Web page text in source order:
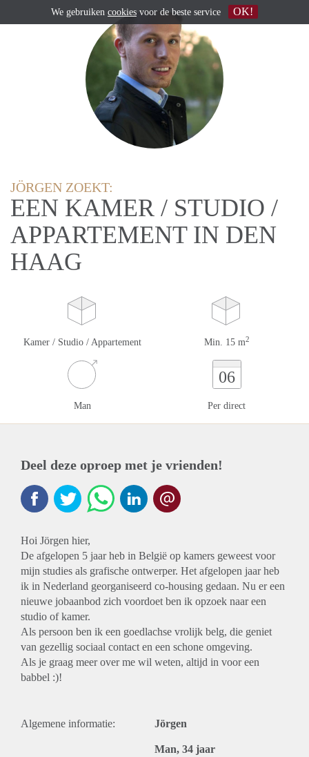
JÖRGEN ZOEKT:
EEN KAMER / STUDIO /
APPARTEMENT IN DEN
HAAG
Kamer / Studio / Appartement Min. 15 m2
Man
06
Per direct
Deel deze oproep met je vrienden!
Hoi Jörgen hier,
De afgelopen 5 jaar heb in België op kamers geweest voor
mijn studies als grafische ontwerper. Het afgelopen jaar heb
ik in Nederland georganiseerd co-housing gedaan. Nu er een
nieuwe jobaanbod zich voordoet ben ik opzoek naar een
studio of kamer.
Als persoon ben ik een goedlachse vrolijk belg, die geniet
van gezellig sociaal contact en een schone omgeving.
Als je graag meer over me wil weten, altijd in voor een
babbel :)!
Algemene informatie: Jörgen
Man, 34 jaar
We gebruiken cookies voor de beste service OK!